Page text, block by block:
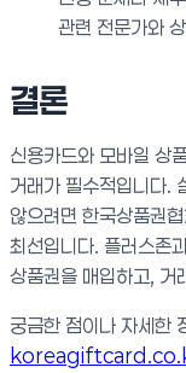
관련 전문가와
결론
신용카드와 모바일 상
거래가 필수적입니다.
않으려면 한국상품권
최선입니다. 플러스존
상품권을 매입하고, 거
궁금한 점이나 자세한